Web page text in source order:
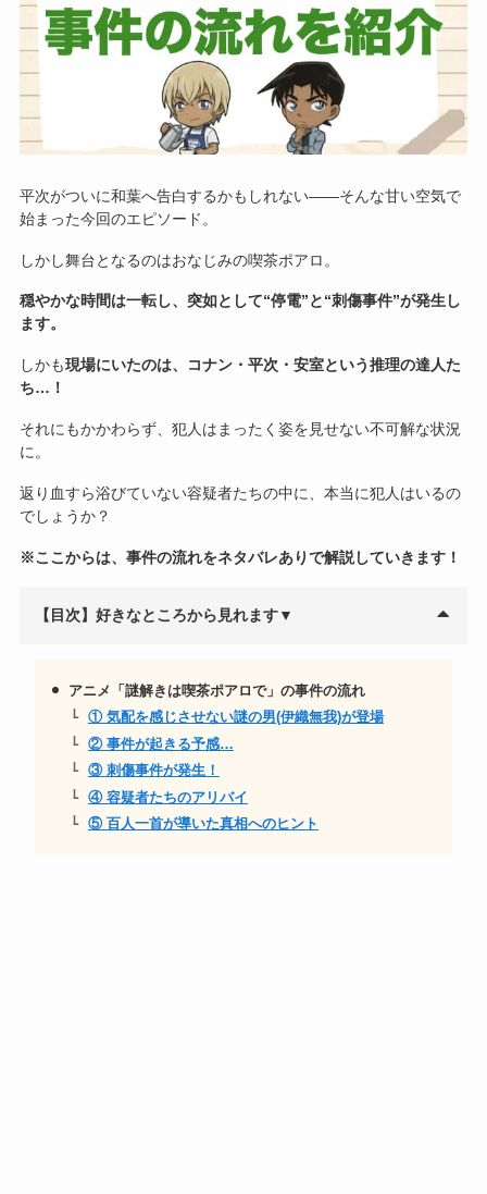
平次がついに和葉へ告白するかもしれない――そんな甘い空気で
始まった今回のエピソード。
しかし舞台となるのはおなじみの喫茶ポアロ。
穏やかな時間は一転し、突如として“停電”と“刺傷事件”が発生し
ます。
しかも現場にいたのは、コナン・平次・安室という推理の達人た
ち…！
それにもかかわらず、犯人はまったく姿を見せない不可解な状況
に。
返り血すら浴びていない容疑者たちの中に、本当に犯人はいるの
でしょうか？
※ここからは、事件の流れをネタバレありで解説していきます！
【目次】好きなところから見れます▼
アニメ「謎解きは喫茶ポアロで」の事件の流れ
① 気配を感じさせない謎の男(伊織無我)が登場
② 事件が起きる予感…
③ 刺傷事件が発生！
④ 容疑者たちのアリバイ
⑤ 百人一首が導いた真相へのヒント